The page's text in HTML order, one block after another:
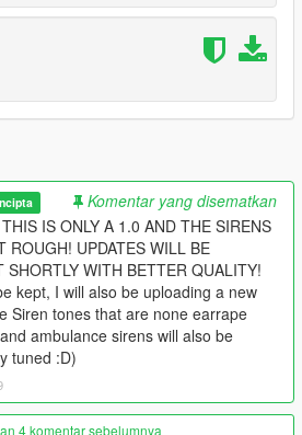
INSTALLING [!]
OF THE SOUNDS, SIRENS, FILES,
Komentar yang disematkan
IS ONLY A 1.0 AND THE SIRENS
ROUGH! UPDATES WILL BE
SHORTLY WITH BETTER QUALITY!
kept, I will also be uploading a new
Siren tones that are none earrape
ambulance sirens will also be
tuned :D)
4 komentar sebelumnya